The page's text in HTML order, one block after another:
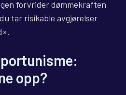
forvrider dømmekraften
tar risikable avgjørelser
opp?